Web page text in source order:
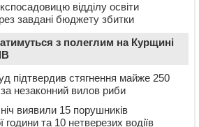
відділу освіти
завдані бюджету збитки
з полеглим на Курщині
підтвердив стягнення майже 250
незаконний вилов риби
виявили 15 порушників
години та 10 нетверезих водіїв